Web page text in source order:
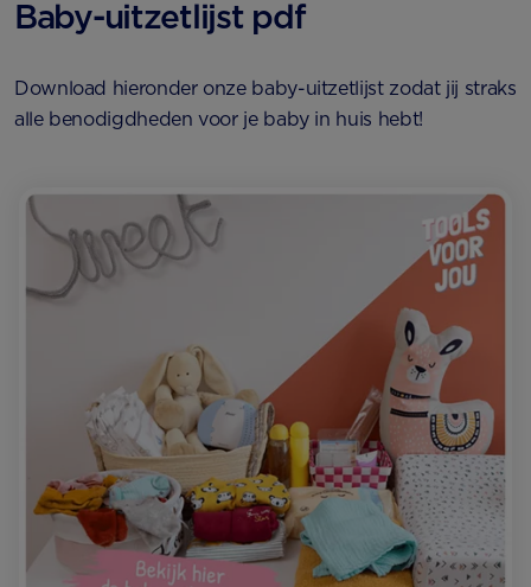
Baby-uitzetlijst pdf
Download hieronder onze baby-uitzetlijst zodat jij straks
alle benodigdheden voor je baby in huis hebt!